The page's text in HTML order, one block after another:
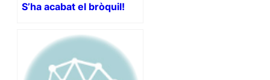
S’ha acabat el bròquil!